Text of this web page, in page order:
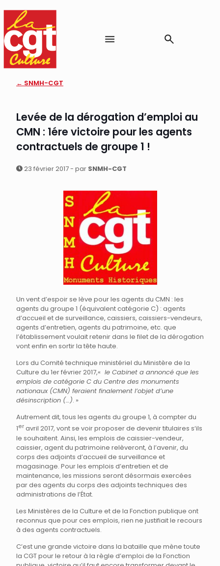
← SNMH-CGT
Levée de la dérogation d’emploi au
CMN : 1ére victoire pour les agents
contractuels de groupe 1 !
23 février 2017 - par SNMH-CGT
Un vent d’espoir se lève pour les agents du CMN : les
agents du groupe 1 (équivalent catégorie C) : agents
d’accueil et de surveillance, caissiers, caissiers-vendeurs,
agents d’entretien, agents du patrimoine, etc. que
l’établissement voulait retenir dans le filet de la dérogation
vont enfin en sortir la tête haute.
Lors du Comité technique ministériel du Ministère de la
Culture du 1er février 2017,« le Cabinet a annoncé que les
emplois de catégorie C du Centre des monuments
nationaux (CMN) feraient finalement l’objet d’une
désinscription (…). »
Autrement dit, tous les agents du groupe 1, à compter du
1er avril 2017, vont se voir proposer de devenir titulaires s‘ils
le souhaitent. Ainsi, les emplois de caissier-vendeur,
caissier, agent du patrimoine relèveront, à l’avenir, du
corps des adjoints d’accueil de surveillance et
magasinage. Pour les emplois d’entretien et de
maintenance, les missions seront désormais exercées
par des agents du corps des adjoints techniques des
administrations de l’État.
Les Ministères de la Culture et de la Fonction publique ont
reconnus que pour ces emplois, rien ne justifiait le recours
à des agents contractuels.
C’est une grande victoire dans la bataille que mène toute
la CGT pour le retour à la règle d’emploi de la Fonction